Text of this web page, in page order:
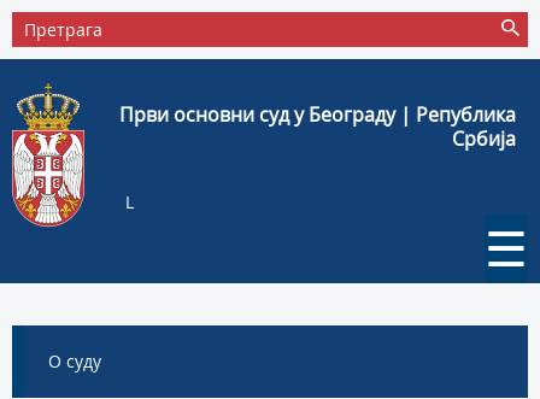
Први основни суд у Београду | Република
Србија
L
☰
О суду